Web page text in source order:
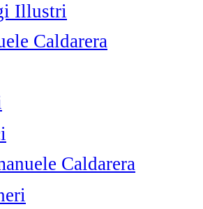
Illustri
Caldarera
Caldarera